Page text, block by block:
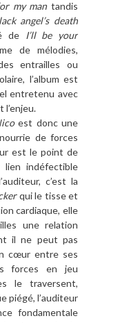
my mantandis
angel’s death
de I’ll be your
de mélodies,
entrailles ou
l’album est
entretenu avec
l’enjeu.
est donc une
de forces
est le point de
indéfectible
c’est la
qui le tisse et
cardiaque, elle
une relation
il ne peut pas
cœur entre ses
forces en jeu
le traversent,
piégé, l’auditeur
fondamentale